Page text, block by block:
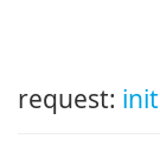
request: init